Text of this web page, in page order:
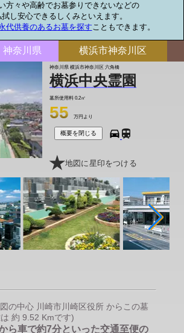
方々や高齢でお墓参りできないなどの
し安心できるしくみといえます。
代供養のあるお墓を探すこともできます。
神奈川県 横浜市神奈川区
神奈川県 横浜市神奈川区 六角橋
横浜中央霊園
墓所使用料 0.2㎡
55 万円より
概要を閉じる
地図に星印をつける
の中心 川崎市川崎区役所 からこの墓
約 9.52 Kmです)
ら車で約7分といった交通至便の